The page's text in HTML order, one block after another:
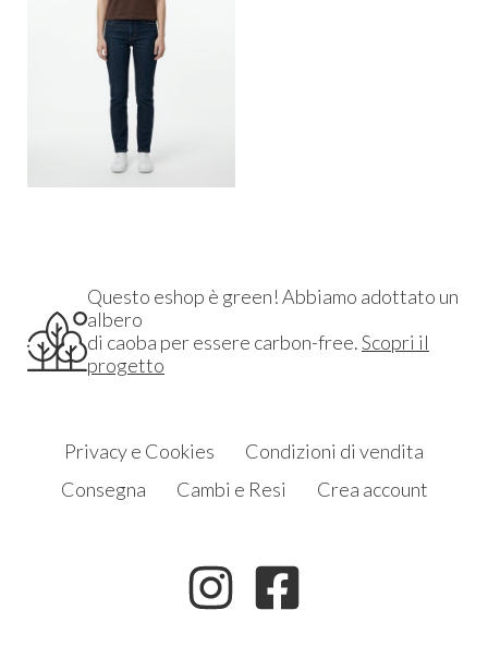
Questo eshop è green! Abbiamo adottato un
albero
di caoba per essere carbon-free.Scopri il
progetto
Privacy e Cookies
Condizioni di vendita
Consegna
Cambi e Resi Crea account